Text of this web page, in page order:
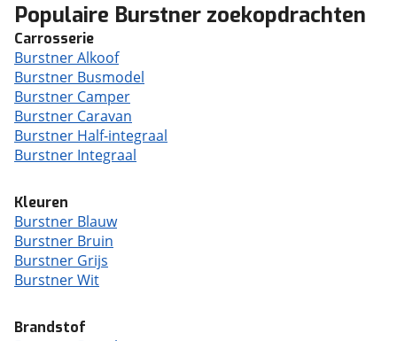
Populaire Burstner zoekopdrachten
Carrosserie
Burstner Alkoof
Burstner Busmodel
Burstner Camper
Burstner Caravan
Burstner Half-integraal
Burstner Integraal
Kleuren
Burstner Blauw
Burstner Bruin
Burstner Grijs
Burstner Wit
Brandstof